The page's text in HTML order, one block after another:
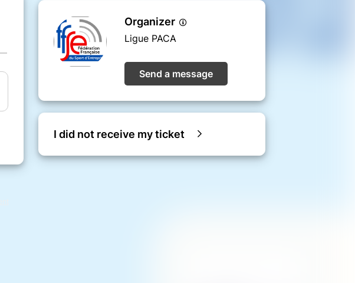
Organizer
Ligue PACA
Send a message
I did not receive my ticket